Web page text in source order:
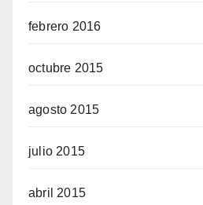
febrero 2016
octubre 2015
agosto 2015
julio 2015
abril 2015